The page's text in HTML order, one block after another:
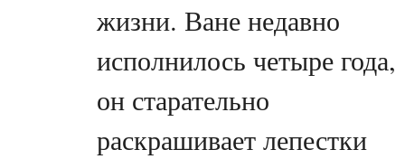
жизни. Ване недавно
исполнилось четыре года,
он старательно
раскрашивает лепестки